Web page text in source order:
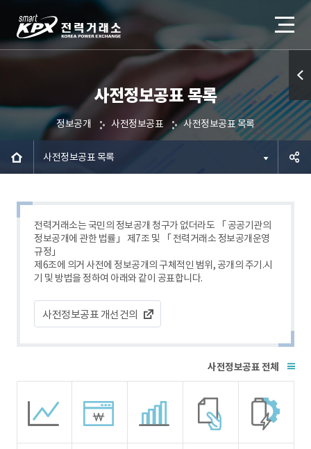
사전정보공표 목록
정보공개 사전정보공표 사전정보공표 목록
사전정보공표 목록
전력거래소는 국민의 정보공개 청구가 없더라도 「 공공기관의
정보공개에 관한 법률」 제7조 및 「 전력거래소 정보공개운영
규정」
제6조에 의거 사전에 정보공개의 구체적인 범위, 공개의 주기.시
기 및 방법을 정하여 아래와 같이 공표합니다.
사전정보공표 개선건의
전체
퀵메
뉴 열
기